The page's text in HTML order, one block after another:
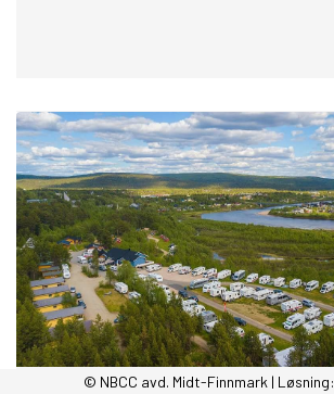
© NBCC avd. Midt-Finnmark | Løsning: